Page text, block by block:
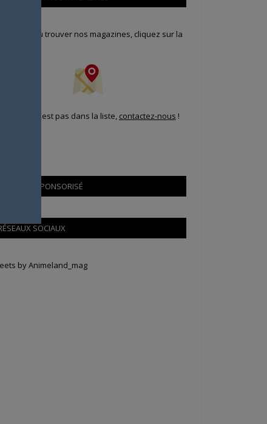
savoir où trouver nos magazines, cliquez sur la
votre ville n'est pas dans la liste, contactez-nous !
CONTENU SPONSORISÉ
SOCIAUX
by Animeland_mag